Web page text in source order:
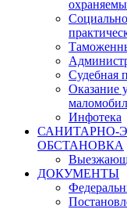
Судебная
Оказание
Инфотека
САНИТАРНО-
ОБСТАНОВКА
ДОКУМЕНТЫ